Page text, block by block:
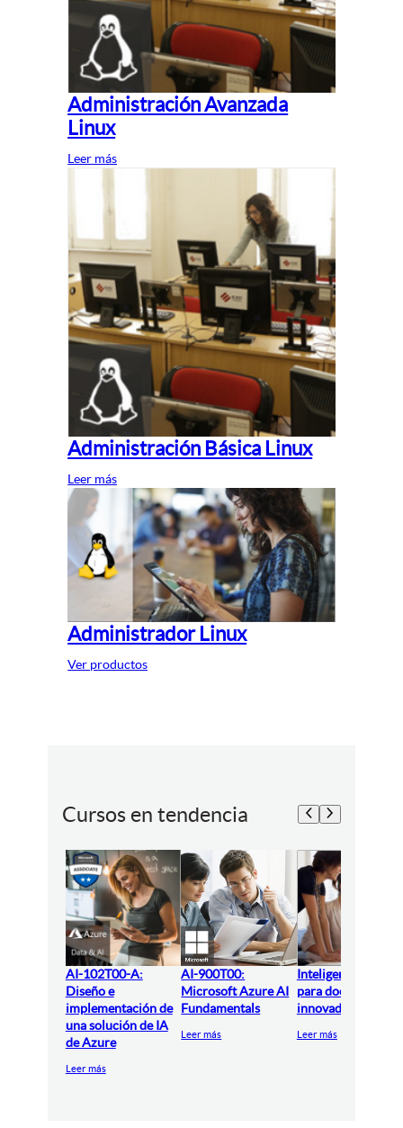
Administración Avanzada
Linux
Leer más
Administración Básica Linux
Leer más
Administrador Linux
Ver productos
Cursos en tendencia
AI-102T00-A:
Diseño e
implementación de
una solución de IA
de Azure
Leer más
AI-900T00:
Microsoft Azure AI
Fundamentals
Leer más
Inteligencia
para docentes
innovadores
Leer más